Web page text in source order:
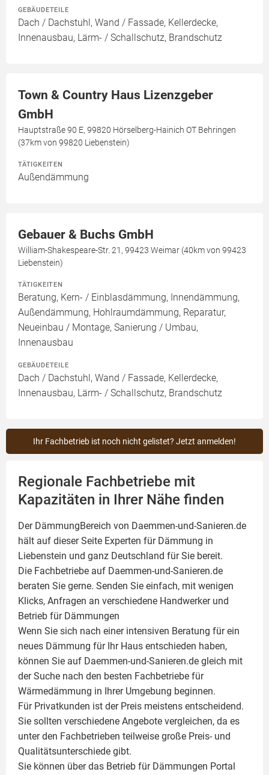
GEBÄUDETEILE
Dach / Dachstuhl, Wand / Fassade, Kellerdecke,
Innenausbau, Lärm- / Schallschutz, Brandschutz
Town & Country Haus Lizenzgeber
GmbH
Hauptstraße 90 E, 99820 Hörselberg-Hainich OT Behringen
(37km von 99820 Liebenstein)
TÄTIGKEITEN
Außendämmung
Gebauer & Buchs GmbH
William-Shakespeare-Str. 21, 99423 Weimar (40km von 99423
Liebenstein)
TÄTIGKEITEN
Beratung, Kern- / Einblasdämmung, Innendämmung,
Außendämmung, Hohlraumdämmung, Reparatur,
Neueinbau / Montage, Sanierung / Umbau,
Innenausbau
GEBÄUDETEILE
Dach / Dachstuhl, Wand / Fassade, Kellerdecke,
Innenausbau, Lärm- / Schallschutz, Brandschutz
Ihr Fachbetrieb ist noch nicht gelistet? Jetzt anmelden!
Regionale Fachbetriebe mit
Kapazitäten in Ihrer Nähe finden
Der DämmungBereich von Daemmen-und-Sanieren.de
hält auf dieser Seite Experten für Dämmung in
Liebenstein und ganz Deutschland für Sie bereit.
Die Fachbetriebe auf Daemmen-und-Sanieren.de
beraten Sie gerne. Senden Sie einfach, mit wenigen
Klicks, Anfragen an verschiedene Handwerker und
Betrieb für Dämmungen
Wenn Sie sich nach einer intensiven Beratung für ein
neues Dämmung für Ihr Haus entschieden haben,
können Sie auf Daemmen-und-Sanieren.de gleich mit
der Suche nach den besten Fachbetriebe für
Wärmedämmung in Ihrer Umgebung beginnen.
Für Privatkunden ist der Preis meistens entscheidend.
Sie sollten verschiedene Angebote vergleichen, da es
unter den Fachbetrieben teilweise große Preis- und
Qualitätsunterschiede gibt.
Sie können über das Betrieb für Dämmungen Portal